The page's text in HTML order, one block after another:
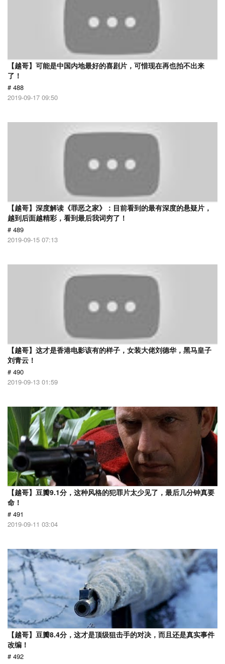
【越哥】可能是中国内地最好的喜剧片，可惜现在再也拍不出来
了！
# 488
2019-09-17 09:50
【越哥】深度解读《罪恶之家》：目前看到的最有深度的悬疑片，
越到后面越精彩，看到最后我词穷了！
# 489
2019-09-15 07:13
【越哥】这才是香港电影该有的样子，女装大佬刘德华，黑马皇子
刘青云！
# 490
2019-09-13 01:59
【越哥】豆瓣9.1分，这种风格的犯罪片太少见了，最后几分钟真要
命！
# 491
2019-09-11 03:04
【越哥】豆瓣8.4分，这才是顶级狙击手的对决，而且还是真实事件
改编！
# 492